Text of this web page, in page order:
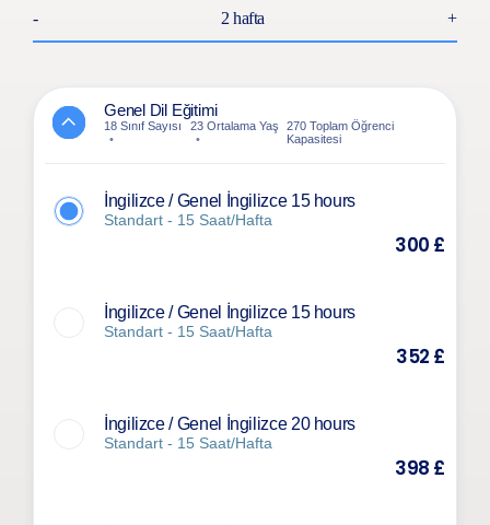
- 2 hafta +
Genel Dil Eğitimi
18 Sınıf Sayısı 23 Ortalama Yaş
270 Toplam Öğrenci
Kapasitesi
İngilizce / Genel İngilizce 15 hours
Standart - 15 Saat/Hafta
300 £
İngilizce / Genel İngilizce 15 hours
Standart - 15 Saat/Hafta
352 £
İngilizce / Genel İngilizce 20 hours
Standart - 15 Saat/Hafta
398 £